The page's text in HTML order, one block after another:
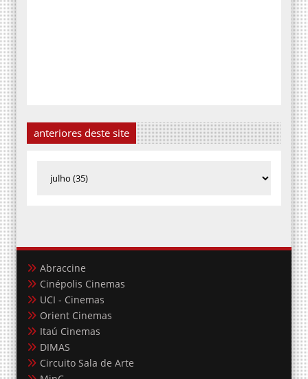
anteriores deste site
Abraccine
Cinépolis Cinemas
UCI - Cinemas
Orient Cinemas
Itaú Cinemas
DIMAS
Circuito Sala de Arte